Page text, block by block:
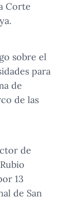
Corte
sobre el
para
de
de las
de
13
de San